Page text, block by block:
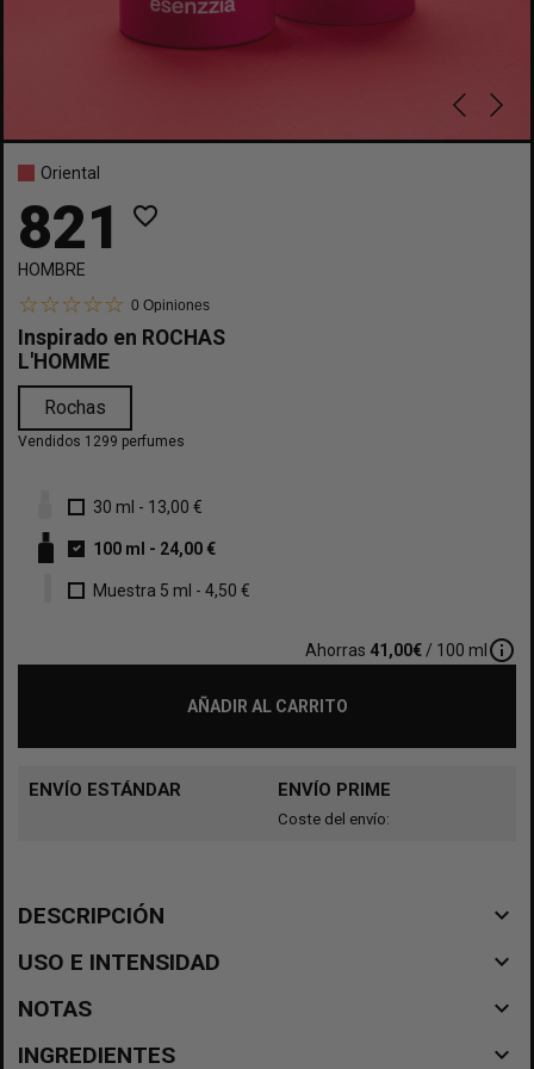
Oriental
821 favorite_border
HOMBRE
0 Opiniones
Inspirado en ROCHAS
L'HOMME
Rochas
Vendidos 1299 perfumes
30 ml - 13,00 €
100 ml - 24,00 €
Muestra 5 ml - 4,50 €
Ahorras 41,00€ / 100 mlinfo_outline
AÑADIR AL CARRITO
ENVÍO ESTÁNDAR ENVÍO PRIME
Coste del envío:
DESCRIPCIÓN navigate_before
USO E INTENSIDAD navigate_before
NOTAS navigate_before
INGREDIENTES navigate_before